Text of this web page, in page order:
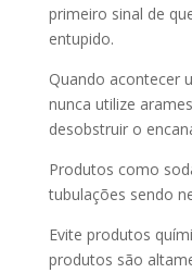
primeiro sinal de
entupido.
Quando acontecer
nunca utilize
desobstruir o
Produtos como
tubulações sendo
Evite produtos
produtos são